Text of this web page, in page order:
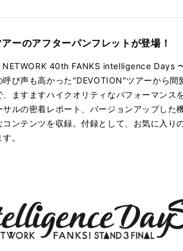
ーのアフターパンフレットが登場！
40th FANKS intelligence Days
び声も高かった"DEVOTION"ツアーから
ますますハイクオリティなパフォーマンス
ルの密着レポート、バージョンアップした
ンテンツを収録。付録として、お気に入り
。